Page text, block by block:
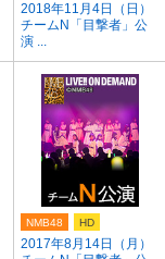
2018年11月4日（日）
チームN「目撃者」公
演 ...
2017年8月14日（月）
NMB48 HD